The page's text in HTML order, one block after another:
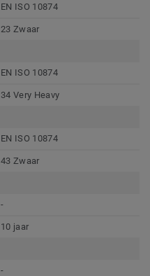
EN ISO 10874
23 Zwaar
EN ISO 10874
34 Very Heavy
EN ISO 10874
43 Zwaar
-
10 jaar
-